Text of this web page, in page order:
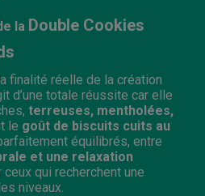
la Double Cookies
finalité réelle de la création
d’une totale réussite car elle
terreuses, mentholées,
le goût de biscuits cuits au
équilibrés, entre
et une relaxation
qui recherchent une
niveaux.